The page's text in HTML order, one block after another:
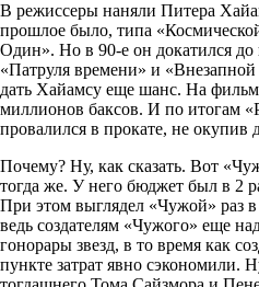
В режиссеры наняли Питера
прошлое было, типа
Один». Но в 90-е он докатился
«Патруля времени» и
дать Хайамсу еще шанс. На
миллионов баксов. И по итогам
провалился в прокате, не окупив
Почему? Ну, как сказать. Вот
тогда же. У него бюджет был в 2
При этом выглядел «Чужой» раз
ведь создателям «Чужого» еще
гонорары звезд, в то время как
пункте затрат явно сэкономили.